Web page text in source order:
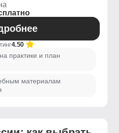
4.50
практике и план
материалам